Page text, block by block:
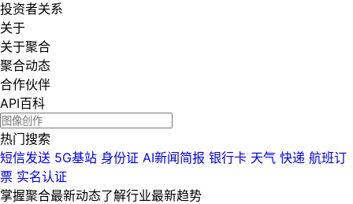
投资者关系
关于
关于聚合
聚合动态
合作伙伴
API百科
热门搜索
短信发送 5G基站 身份证 AI新闻简报 银行卡 天气 快递 航班订
票 实名认证
掌握聚合最新动态了解行业最新趋势